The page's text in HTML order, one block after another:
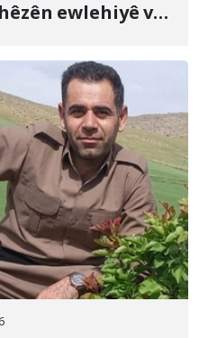
ewlehiyê ve